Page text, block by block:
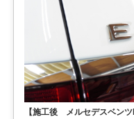
【施工後 メルセデスベンツ